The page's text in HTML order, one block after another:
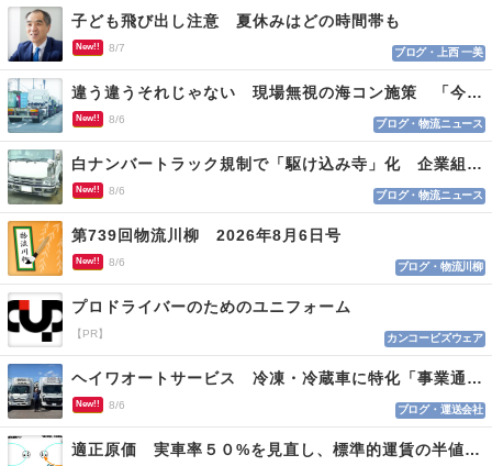
子ども飛び出し注意 夏休みはどの時間帯も
New!! 8/7 ブログ・上西 一美
違う違うそれじゃない 現場無視の海コン施策 「今でも平均２～３時間は待つ」
New!! 8/6 ブログ・物流ニュース
白ナンバートラック規制で「駆け込み寺」化 企業組合が入会基準を見直しへ
New!! 8/6 ブログ・物流ニュース
第739回物流川柳 2026年8月6日号
New!! 8/6 ブログ・物流川柳
プロドライバーのためのユニフォーム
【PR】 カンコービズウェア
ヘイワオートサービス 冷凍・冷蔵車に特化「事業通じ貢献目指す」
New!! 8/6 ブログ・運送会社
適正原価 実車率５０%を見直し、標準的運賃の半値の恐れも